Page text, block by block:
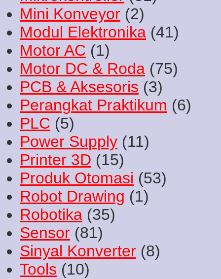
Mini Konveyor (2)
Modul Elektronika (41)
Motor AC (1)
Motor DC & Roda (75)
PCB & Aksesoris (3)
Perangkat Praktikum (6)
PLC (5)
Power Supply (11)
Printer 3D (15)
Produk Otomasi (53)
Robot Drawing (1)
Robotika (35)
Sensor (81)
Sinyal Konverter (8)
Tools (10)